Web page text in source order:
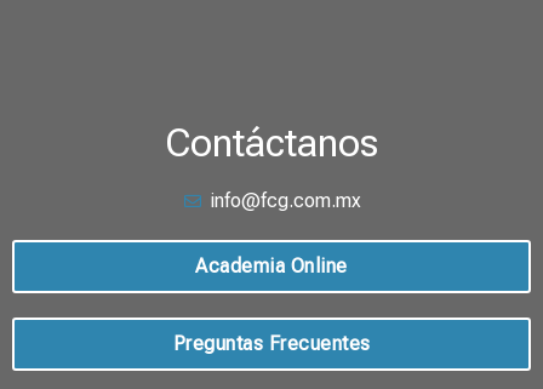
Contáctanos
info@fcg.com.mx
Academia Online
Preguntas Frecuentes